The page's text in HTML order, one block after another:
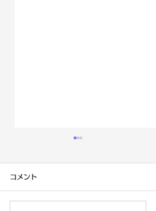
コメント